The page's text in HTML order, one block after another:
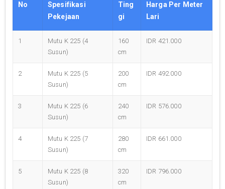
No
Spesifikasi
Pekejaan
Ting
gi
Harga Per Meter
Lari
1
Mutu K 225 (4
Susun)
160
cm
IDR 421.000
2
Mutu K 225 (5
Susun)
200
cm
IDR 492.000
3
Mutu K 225 (6
Susun)
240
cm
IDR 576.000
4
Mutu K 225 (7
Susun)
280
cm
IDR 661.000
5
Mutu K 225 (8
Susun)
320
cm
IDR 796.000